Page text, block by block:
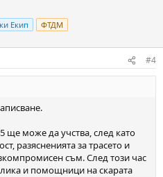
Екип ФТДМ
#4
ще може да учства, след като
разясненията за трасето и
съм. След този час
и помощници на скарата